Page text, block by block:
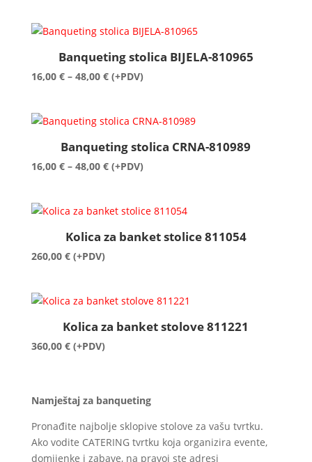
Banqueting stolica BIJELA-810965
16,00 € – 48,00 €Raspon
16,00 €
do
48,00 €
(+PDV)
Banqueting stolica CRNA-810989
16,00 € – 48,00 €Raspon
16,00 €
do
48,00 €
(+PDV)
Kolica za banket stolice 811054
260,00 € (+PDV)
Kolica za banket stolove 811221
360,00 € (+PDV)
Namještaj za banqueting
Pronađite najbolje sklopive stolove za vašu tvrtku.
Ako vodite CATERING tvrtku koja organizira evente,
domijenke i zabave, na pravoj ste adresi